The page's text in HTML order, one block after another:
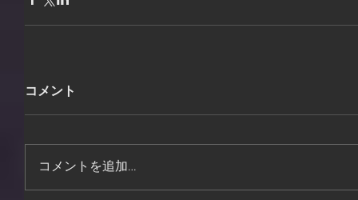
コメント
コメントを追加…